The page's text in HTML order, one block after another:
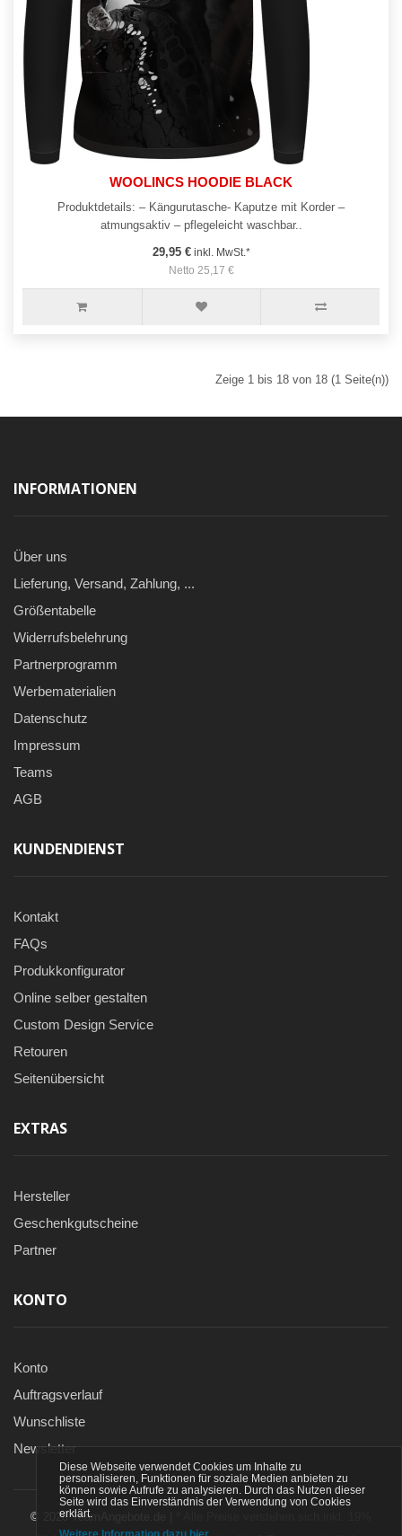
WOOLINCS HOODIE BLACK
Produktdetails: – Kängurutasche- Kaputze mit Korder –
atmungsaktiv – pflegeleicht waschbar..
29,95 €inkl. MwSt.*
Netto 25,17 €
Zeige 1 bis 18 von 18 (1 Seite(n))
INFORMATIONEN
Über uns
Lieferung, Versand, Zahlung, ...
Größentabelle
Widerrufsbelehrung
Partnerprogramm
Werbematerialien
Datenschutz
Impressum
Teams
AGB
KUNDENDIENST
Kontakt
FAQs
Produkkonfigurator
Online selber gestalten
Custom Design Service
Retouren
Seitenübersicht
EXTRAS
Hersteller
Geschenkgutscheine
Partner
KONTO
Konto
Auftragsverlauf
Wunschliste
Newsletter
© 2026 TeamAngebote.de |
Diese Webseite verwendet Cookies um Inhalte zu
personalisieren, Funktionen für soziale Medien anbieten zu
können sowie Aufrufe zu analysieren. Durch das Nutzen dieser
Seite wird das Einverständnis der Verwendung von Cookies
erklärt.